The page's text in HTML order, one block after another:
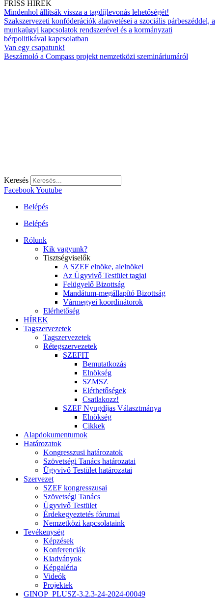
FRISS HÍREK
Mindenhol állítsák vissza a tagdíjlevonás lehetőségét!
Szakszervezeti konföderációk alapvetései a szociális párbeszéddel, a
munkaügyi kapcsolatok rendszerével és a kormányzati
bérpolitikával kapcsolatban
Van egy csapatunk!
Beszámoló a Compass projekt nemzetközi szemináriumáról
Keresés
FacebookYoutube
Belépés
Belépés
Rólunk
Kik vagyunk?
Tisztségviselők
A SZEF elnöke, alelnökei
Az Ügyvivő Testület tagjai
Felügyelő Bizottság
Mandátum-megállapító Bizottság
Vármegyei koordinátorok
Elérhetőség
HÍREK
Tagszervezetek
Tagszervezetek
Rétegszervezetek
SZEFIT
Bemutatkozás
Elnökség
SZMSZ
Elérhetőségek
Csatlakozz!
SZEF Nyugdíjas Választmánya
Elnökség
Cikkek
Alapdokumentumok
Határozatok
Kongresszusi határozatok
Szövetségi Tanács határozatai
Ügyvivő Testület határozatai
Szervezet
SZEF kongresszusai
Szövetségi Tanács
Ügyvivő Testület
Érdekegyeztetés fórumai
Nemzetközi kapcsolataink
Tevékenység
Képzések
Konferenciák
Kiadványok
Képgaléria
Videók
Projektek
GINOP_PLUSZ-3.2.3-24-2024-00049